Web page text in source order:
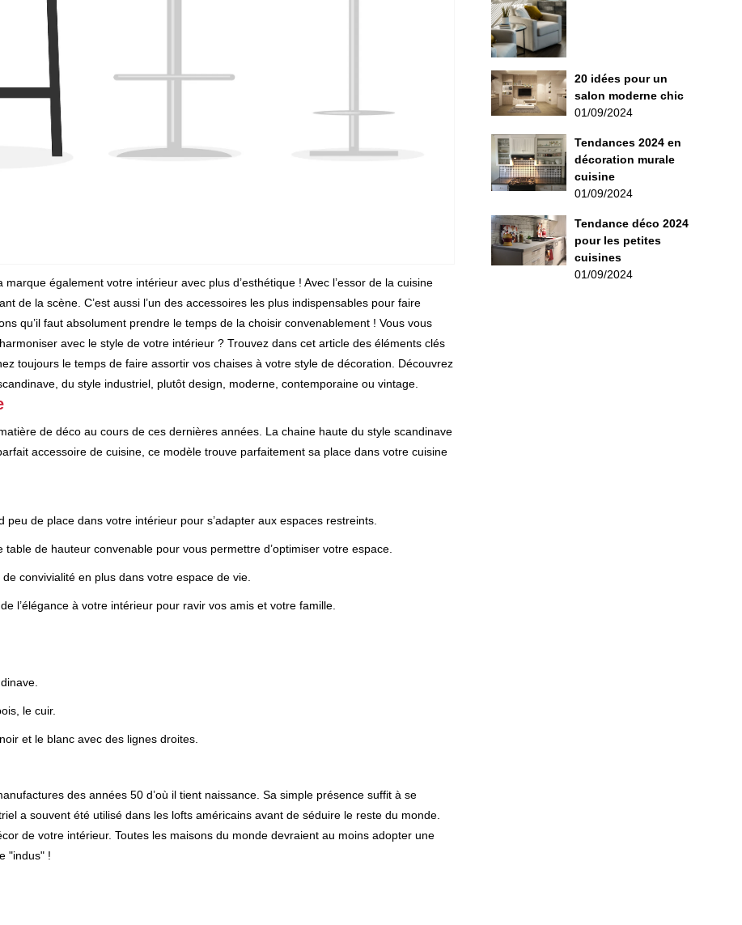
également votre intérieur avec plus d’esthétique ! Avec l’essor de la cuisine
de la scène. C’est aussi l’un des accessoires les plus indispensables pour faire
qu’il faut absolument prendre le temps de la choisir convenablement ! Vous vous
avec le style de votre intérieur ? Trouvez dans cet article des éléments clés
toujours le temps de faire assortir vos chaises à votre style de décoration. Découvrez
du style industriel, plutôt design, moderne, contemporaine ou vintage.
de déco au cours de ces dernières années. La chaine haute du style scandinave
accessoire de cuisine, ce modèle trouve parfaitement sa place dans votre cuisine
de place dans votre intérieur pour s’adapter aux espaces restreints.
de hauteur convenable pour vous permettre d’optimiser votre espace.
convivialité en plus dans votre espace de vie.
l’élégance à votre intérieur pour ravir vos amis et votre famille.
le cuir.
et le blanc avec des lignes droites.
des années 50 d’où il tient naissance. Sa simple présence suffit à se
a souvent été utilisé dans les lofts américains avant de séduire le reste du monde.
de votre intérieur. Toutes les maisons du monde devraient au moins adopter une
"indus" !
20 idées pour un
salon moderne chic
01/09/2024
Tendances 2024 en
décoration murale
cuisine
01/09/2024
Tendance déco 2024
pour les petites
cuisines
01/09/2024